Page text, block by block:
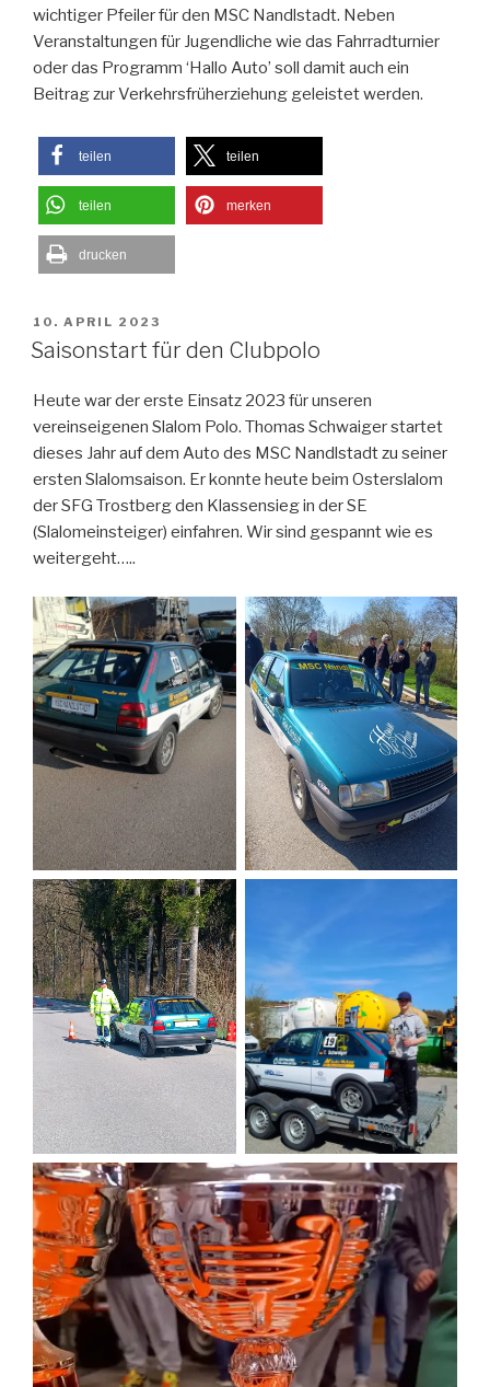
wichtiger Pfeiler für den MSC Nandlstadt. Neben
Veranstaltungen für Jugendliche wie das Fahrradturnier
oder das Programm ‘Hallo Auto’ soll damit auch ein
Beitrag zur Verkehrsfrüherziehung geleistet werden.
teilen teilen
teilen merken
drucken
VERÖFFENTLICHT
AM
10. APRIL 2023
Saisonstart für den Clubpolo
Heute war der erste Einsatz 2023 für unseren
vereinseigenen Slalom Polo. Thomas Schwaiger startet
dieses Jahr auf dem Auto des MSC Nandlstadt zu seiner
ersten Slalomsaison. Er konnte heute beim Osterslalom
der SFG Trostberg den Klassensieg in der SE
(Slalomeinsteiger) einfahren. Wir sind gespannt wie es
weitergeht…..